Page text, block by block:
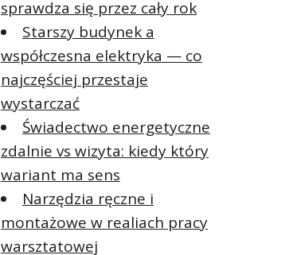
sprawdza się przez cały rok
Starszy budynek a
współczesna elektryka — co
najczęściej przestaje
wystarczać
Świadectwo energetyczne
zdalnie vs wizyta: kiedy który
wariant ma sens
Narzędzia ręczne i
montażowe w realiach pracy
warsztatowej